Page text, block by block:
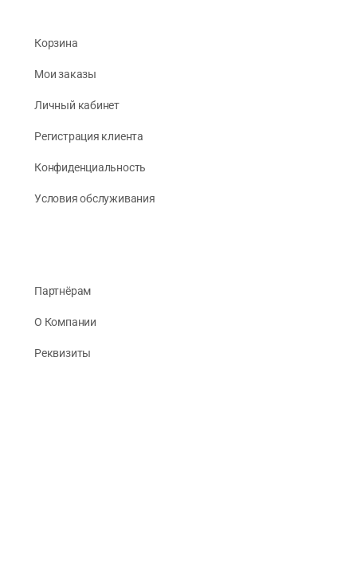
Корзина
Мои заказы
Личный кабинет
Регистрация клиента
Конфиденциальность
Условия обслуживания
Партнёрам
О Компании
Реквизиты